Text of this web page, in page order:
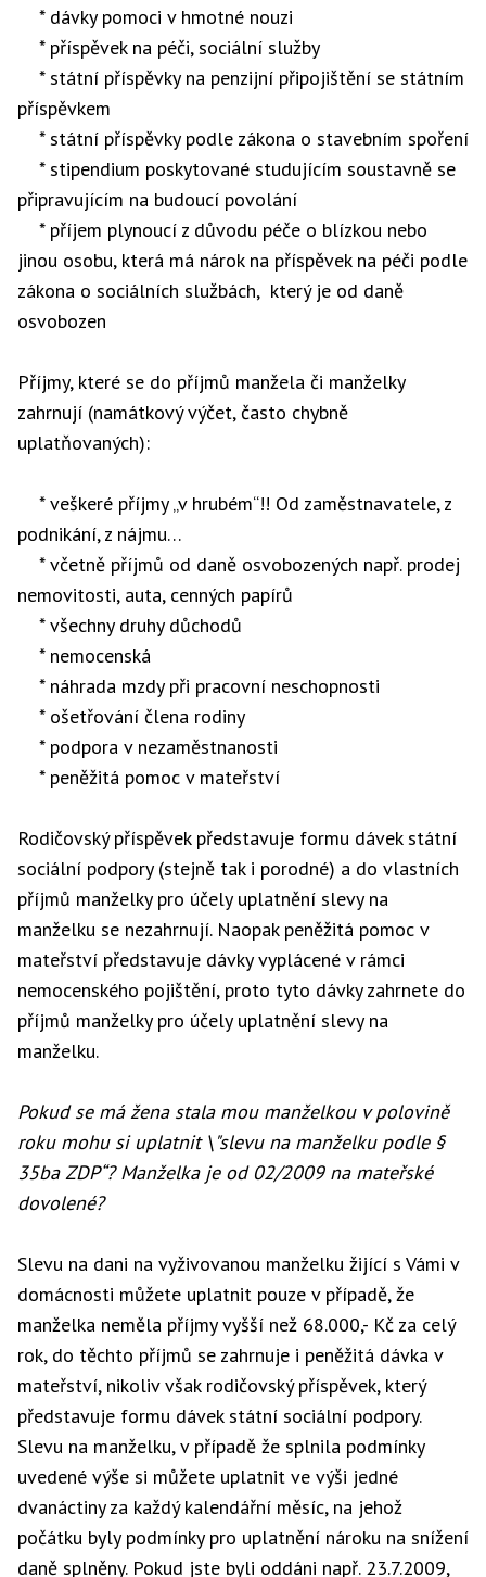
* dávky pomoci v hmotné nouzi
* příspěvek na péči, sociální služby
* státní příspěvky na penzijní připojištění se státním
příspěvkem
* státní příspěvky podle zákona o stavebním spoření
* stipendium poskytované studujícím soustavně se
připravujícím na budoucí povolání
* příjem plynoucí z důvodu péče o blízkou nebo
jinou osobu, která má nárok na příspěvek na péči podle
zákona o sociálních službách, který je od daně
osvobozen
Příjmy, které se do příjmů manžela či manželky
zahrnují (namátkový výčet, často chybně
uplatňovaných):
* veškeré příjmy „v hrubém“!! Od zaměstnavatele, z
podnikání, z nájmu…
* včetně příjmů od daně osvobozených např. prodej
nemovitosti, auta, cenných papírů
* všechny druhy důchodů
* nemocenská
* náhrada mzdy při pracovní neschopnosti
* ošetřování člena rodiny
* podpora v nezaměstnanosti
* peněžitá pomoc v mateřství
Rodičovský příspěvek představuje formu dávek státní
sociální podpory (stejně tak i porodné) a do vlastních
příjmů manželky pro účely uplatnění slevy na
manželku se nezahrnují. Naopak peněžitá pomoc v
mateřství představuje dávky vyplácené v rámci
nemocenského pojištění, proto tyto dávky zahrnete do
příjmů manželky pro účely uplatnění slevy na
manželku.
Pokud se má žena stala mou manželkou v polovině
roku mohu si uplatnit \"slevu na manželku podle §
35ba ZDP“? Manželka je od 02/2009 na mateřské
dovolené?
Slevu na dani na vyživovanou manželku žijící s Vámi v
domácnosti můžete uplatnit pouze v případě, že
manželka neměla příjmy vyšší než 68.000,- Kč za celý
rok, do těchto příjmů se zahrnuje i peněžitá dávka v
mateřství, nikoliv však rodičovský příspěvek, který
představuje formu dávek státní sociální podpory.
Slevu na manželku, v případě že splnila podmínky
uvedené výše si můžete uplatnit ve výši jedné
dvanáctiny za každý kalendářní měsíc, na jehož
počátku byly podmínky pro uplatnění nároku na snížení
daně splněny. Pokud jste byli oddáni např. 23.7.2009,